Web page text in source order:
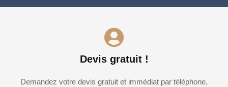
Devis gratuit !
Demandez votre devis gratuit et immédiat par téléphone,